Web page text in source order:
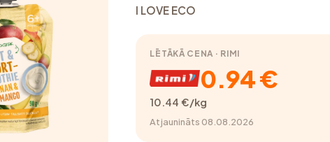
I LOVE ECO
LĒTĀKĀ CENA · RIMI
0.94 €
10.44 €/kg
Atjaunināts 08.08.2026